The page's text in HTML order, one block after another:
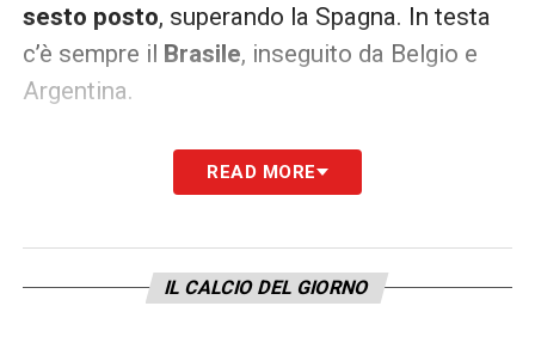
sesto posto, superando la Spagna. In testa
c’è sempre il Brasile, inseguito da Belgio e
Argentina.
5. Inghilterra
READ MORE
IL CALCIO DEL GIORNO